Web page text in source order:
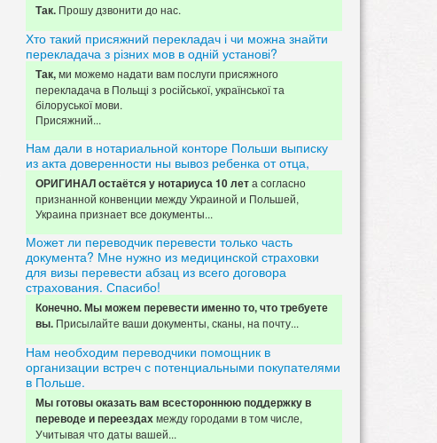
Так.Прошу дзвонити до нас.
Хто такий присяжний перекладач і чи можна знайти
перекладача з різних мов в одній установі?
Так,ми можемо надати вам послуги присяжного
перекладача в Польщі з російської, української та
білоруської мови.
Присяжний...
Нам дали в нотариальной конторе Польши выписку
из акта доверенности ны вывоз ребенка от отца,
ОРИГИНАЛ остаётся у нотариуса 10 лета согласно
признанной конвенции между Украиной и Польшей,
Украина признает все документы...
Может ли переводчик перевести только часть
документа? Мне нужно из медицинской страховки
для визы перевести абзац из всего договора
страхования. Спасибо!
Конечно. Мы можем перевести именно то, что требуете
вы. Присылайте ваши документы, сканы, на почту...
Нам необходим переводчики помощник в
организации встреч с потенциальными покупателями
в Польше.
Мы готовы оказать вам всестороннюю поддержку в
переводе и переездахмежду городами в том числе,
Учитывая что даты вашей...